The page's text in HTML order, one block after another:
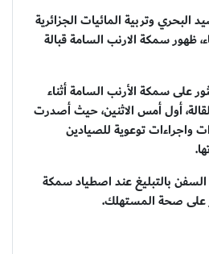
وتربية المائيات الجزائرية
ظهور سمكة الارنب السامة قبالة
على سمكة الأرنب السامة أثناء
أول أمس الاثنين، حيث أصدرت
واجراءات توعوية للصيادين
بالتبليغ عند اصطياد سمكة
على صحة المستهلك.